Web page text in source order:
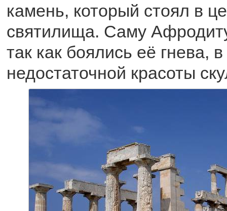
камень, который стоял в
святилища. Саму
так как боялись её гнева,
недостаточной красоты